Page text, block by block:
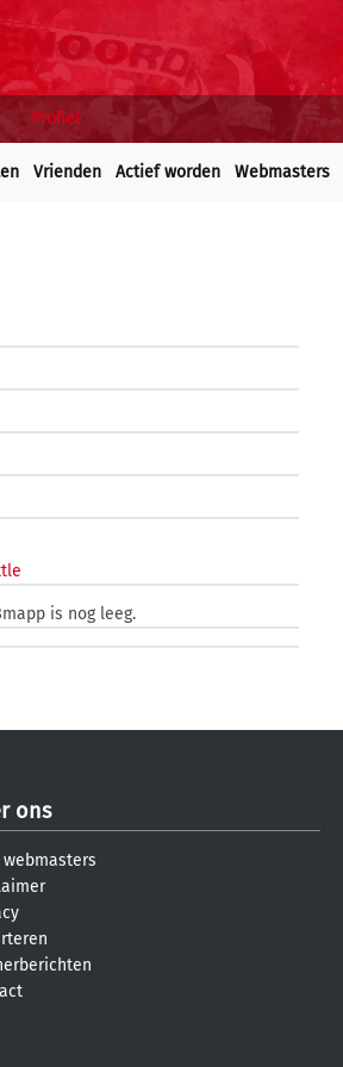
Profiel
Vrienden Actief worden Webmasters
is nog leeg.
ons
webmasters